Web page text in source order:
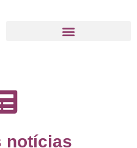
notícias